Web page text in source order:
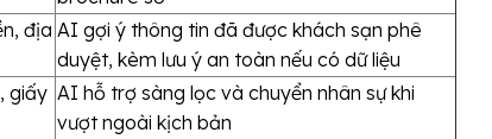
địa AI gợi ý thông tin đã được khách sạn phê
duyệt, kèm lưu ý an toàn nếu có dữ liệu
giấy AI hỗ trợ sàng lọc và chuyển nhân sự khi
vượt ngoài kịch bản